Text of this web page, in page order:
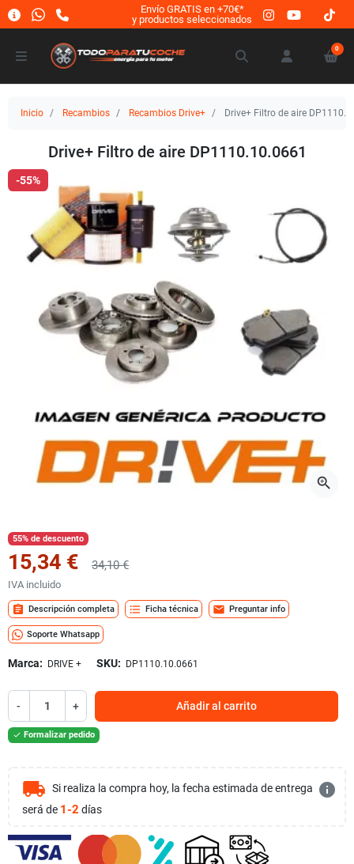
Envío GRATIS en +70€*
y productos seleccionados
0
Inicio Recambios Recambios Drive+ Drive+ Filtro de aire
Drive+ Filtro de aire DP1110.10.0661
-55%
zoom_in
55% de descuento
15,34 € 34,10 €
IVA incluido
assignment Descripción completa format_list_bulleted Ficha técnica mail Preguntar info
Soporte Whatsapp
Marca: DRIVE + SKU: DP1110.10.0661
- + Añadir al carrito
 Formalizar pedido
local_shipping Si realiza la compra hoy, la fecha estimada de entrega
será de 1-2 días
info